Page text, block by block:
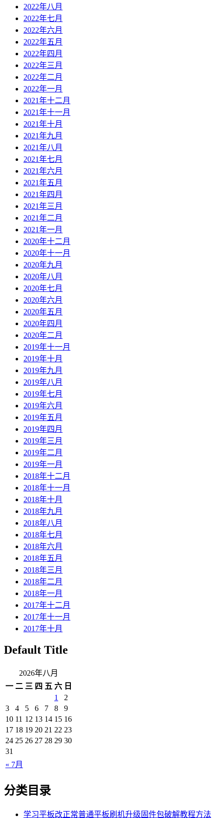
2022年八月
2022年七月
2022年六月
2022年五月
2022年四月
2022年三月
2022年二月
2022年一月
2021年十二月
2021年十一月
2021年十月
2021年九月
2021年八月
2021年七月
2021年六月
2021年五月
2021年四月
2021年三月
2021年二月
2021年一月
2020年十二月
2020年十一月
2020年九月
2020年八月
2020年七月
2020年六月
2020年五月
2020年四月
2020年二月
2019年十一月
2019年十月
2019年九月
2019年八月
2019年七月
2019年六月
2019年五月
2019年四月
2019年三月
2019年二月
2019年一月
2018年十二月
2018年十一月
2018年十月
2018年九月
2018年八月
2018年七月
2018年六月
2018年五月
2018年三月
2018年二月
2018年一月
2017年十二月
2017年十一月
2017年十月
Default Title
2026年八月
一 二 三 四 五 六 日
« 7月
1
2
3
4 5 6 7 8
9
10 11 12 13 14 15 16
17 18 19 20 21 22 23
24 25 26 27 28 29 30
31
分类目录
学习平板改正常普通平板刷机升级固件包破解教程方法